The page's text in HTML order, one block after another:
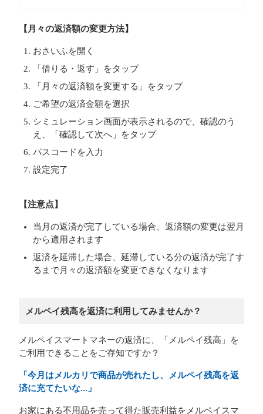
【月々の返済額の変更方法】
おさいふを開く
「借りる・返す」をタップ
「月々の返済額を変更する」をタップ
ご希望の返済金額を選択
シミュレーション画面が表示されるので、確認のう
え、「確認して次へ」をタップ
パスコードを入力
設定完了
【注意点】
当月の返済が完了している場合、返済額の変更は翌月
から適用されます
返済を延滞した場合、延滞している分の返済が完了す
るまで月々の返済額を変更できなくなります
メルペイ残高を返済に利用してみませんか？
メルペイスマートマネーの返済に、「メルペイ残高」を
ご利用できることをご存知ですか？
「今月はメルカリで商品が売れたし、メルペイ残高を返
済に充てたいな...」
お家にある不用品を売って得た販売利益をメルペイスマ